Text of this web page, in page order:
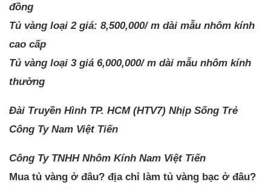
đồng
Tủ vàng loại 2 giá: 8,500,000/ m dài mẫu nhôm kính
cao cấp
Tủ vàng loại 3 giá 6,000,000/ m dài mẫu nhôm kính
thường
Đài Truyền Hình TP. HCM (HTV7) Nhịp Sống Trẻ
Công Ty Nam Việt Tiến
Công Ty TNHH Nhôm Kính Nam Việt Tiến
Mua tủ vàng ở đâu? địa chỉ làm tủ vàng bạc ở đâu?